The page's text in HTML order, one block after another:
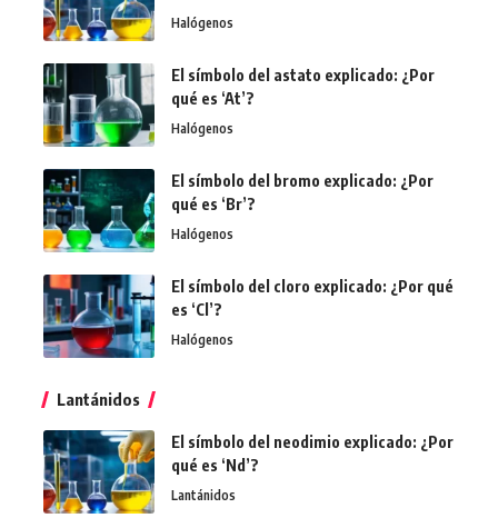
Halógenos
El símbolo del astato explicado: ¿Por
qué es ‘At’?
Halógenos
El símbolo del bromo explicado: ¿Por
qué es ‘Br’?
Halógenos
El símbolo del cloro explicado: ¿Por qué
es ‘Cl’?
Halógenos
Lantánidos
El símbolo del neodimio explicado: ¿Por
qué es ‘Nd’?
Lantánidos